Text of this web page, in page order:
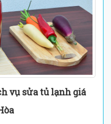
vụ sửa tủ lạnh giá